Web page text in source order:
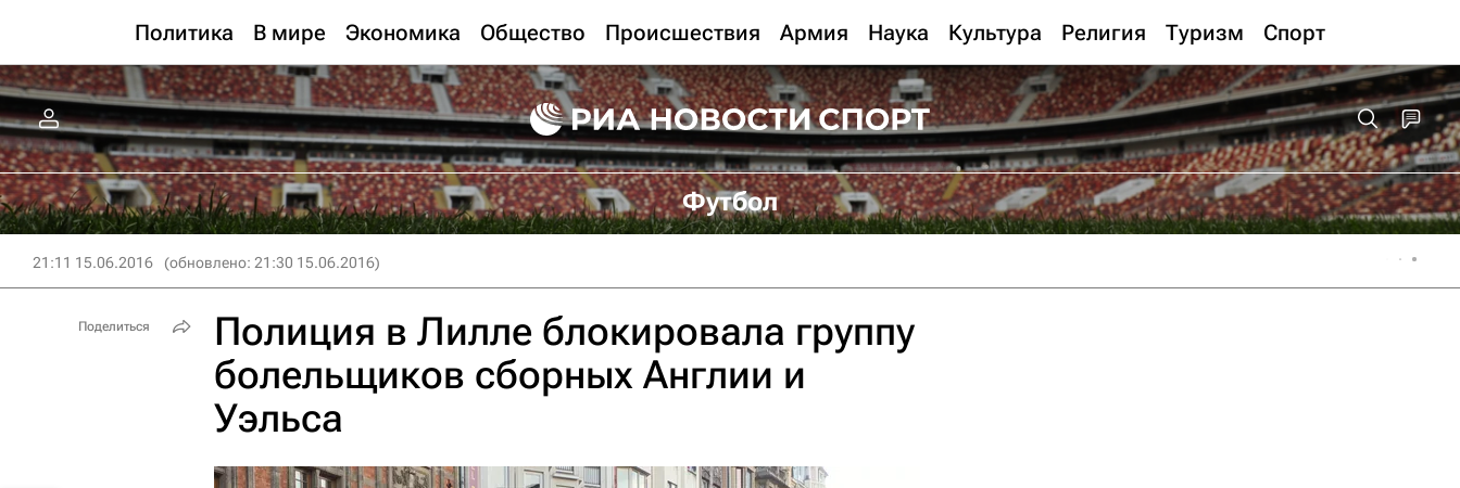
Политика В мире Экономика Общество Происшествия Армия Наука Культура Религия Туризм Спорт
Футбол
21:11 15.06.2016 (обновлено: 21:30 15.06.2016)
Полиция в Лилле блокировала группу
болельщиков сборных Англии и
Уэльса
Поделиться